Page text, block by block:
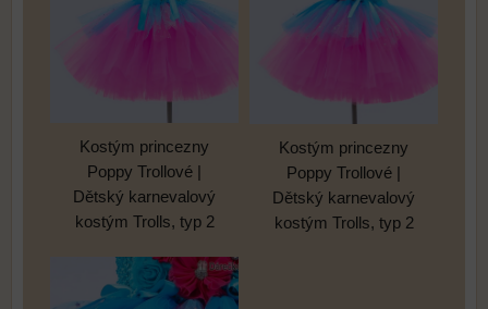
Kostým princezny
Poppy Trollové |
Dětský karnevalový
kostým Trolls, typ 2
Kostým princezny
Poppy Trollové |
Dětský karnevalový
kostým Trolls, typ 2